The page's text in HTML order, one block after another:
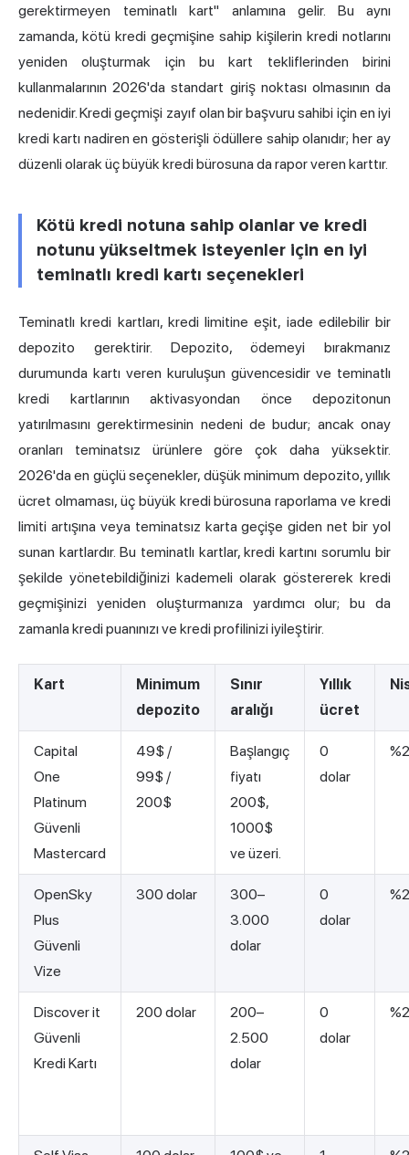
gerektirmeyen teminatlı kart" anlamına gelir. Bu aynı
zamanda, kötü kredi geçmişine sahip kişilerin kredi notlarını
yeniden oluşturmak için bu kart tekliflerinden birini
kullanmalarının 2026'da standart giriş noktası olmasının da
nedenidir. Kredi geçmişi zayıf olan bir başvuru sahibi için en iyi
kredi kartı nadiren en gösterişli ödüllere sahip olanıdır; her ay
düzenli olarak üç büyük kredi bürosuna da rapor veren karttır.
Kötü kredi notuna sahip olanlar ve kredi
notunu yükseltmek isteyenler için en iyi
teminatlı kredi kartı seçenekleri
Teminatlı kredi kartları, kredi limitine eşit, iade edilebilir bir
depozito gerektirir. Depozito, ödemeyi bırakmanız
durumunda kartı veren kuruluşun güvencesidir ve teminatlı
kredi kartlarının aktivasyondan önce depozitonun
yatırılmasını gerektirmesinin nedeni de budur; ancak onay
oranları teminatsız ürünlere göre çok daha yüksektir.
2026'da en güçlü seçenekler, düşük minimum depozito, yıllık
ücret olmaması, üç büyük kredi bürosuna raporlama ve kredi
limiti artışına veya teminatsız karta geçişe giden net bir yol
sunan kartlardır. Bu teminatlı kartlar, kredi kartını sorumlu bir
şekilde yönetebildiğinizi kademeli olarak göstererek kredi
geçmişinizi yeniden oluşturmanıza yardımcı olur; bu da
zamanla kredi puanınızı ve kredi profilinizi iyileştirir.
Kart
Minimum
depozito
Sınır
aralığı
Yıllık
ücret
Capital
One
Platinum
Güvenli
Mastercard
49$ /
99$ /
200$
Başlangıç
fiyatı
200$,
1000$
ve üzeri.
0
dolar
OpenSky
Plus
Güvenli
Vize
300 dolar
300–
3.000
dolar
0
dolar
Discover it
Güvenli
Kredi Kartı
200 dolar
200–
2.500
dolar
0
dolar